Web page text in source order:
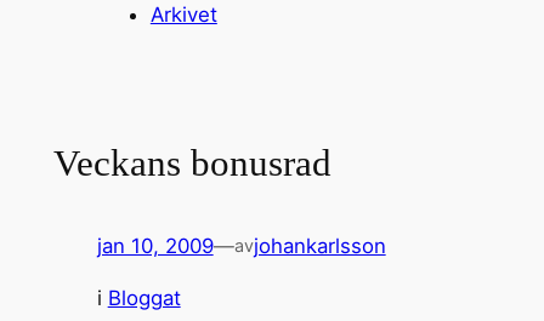
Arkivet
Veckans bonusrad
jan 10, 2009—avjohankarlsson
i Bloggat